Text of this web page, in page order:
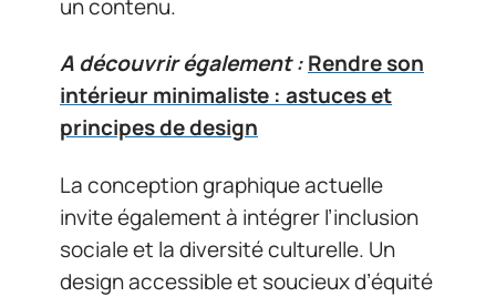
un contenu.
A découvrir également :Rendre son
intérieur minimaliste : astuces et
principes de design
La conception graphique actuelle
invite également à intégrer l’inclusion
sociale et la diversité culturelle. Un
design accessible et soucieux d’équité